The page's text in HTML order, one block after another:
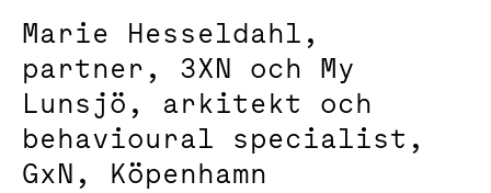
Marie Hesseldahl,
partner, 3XN och My
Lunsjö, arkitekt och
behavioural specialist,
GxN, Köpenhamn